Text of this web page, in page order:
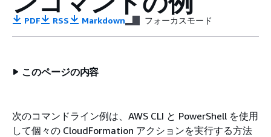
PDF RSS Markdown フォーカスモード
このページの内容
次のコマンドライン例は、AWS CLI と PowerShell を使用
して個々の CloudFormation アクションを実行する方法